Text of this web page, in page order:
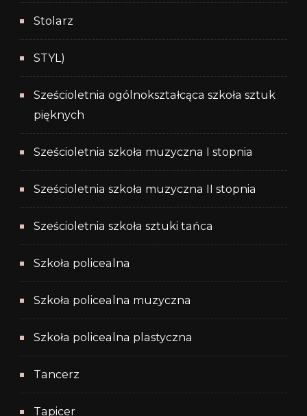
Stolarz
STYL)
Sześcioletnia ogólnokształcąca szkoła sztuk
pięknych
Sześcioletnia szkoła muzyczna I stopnia
Sześcioletnia szkoła muzyczna II stopnia
Sześcioletnia szkoła sztuki tańca
Szkoła policealna
Szkoła policealna muzyczna
Szkoła policealna plastyczna
Tancerz
Tapicer